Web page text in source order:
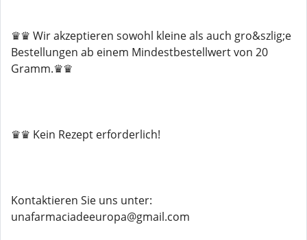
♛♛ Wir akzeptieren sowohl kleine als auch gro&szlig;e
Bestellungen ab einem Mindestbestellwert von 20
Gramm.♛♛
♛♛ Kein Rezept erforderlich!
Kontaktieren Sie uns unter:
unafarmaciadeeuropa@gmail.com